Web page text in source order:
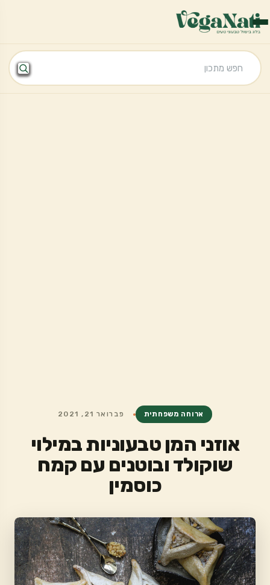
ארוחה משפחתית פברואר 21, 2021
אוזני המן טבעוניות במילוי
שוקולד ובוטנים עם קמח
כוסמין